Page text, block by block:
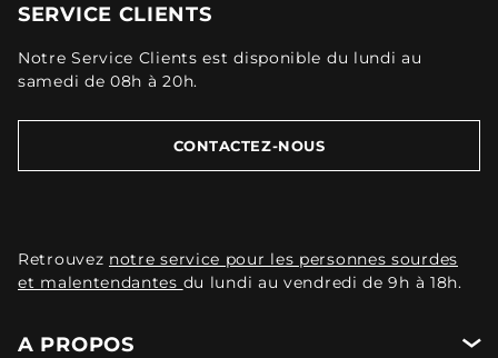
SERVICE CLIENTS
Notre Service Clients est disponible du lundi au
samedi de 08h à 20h.
CONTACTEZ-NOUS
Retrouvez notre service pour les personnes sourdes
et malentendantes du lundi au vendredi de 9h à 18h.
A PROPOS